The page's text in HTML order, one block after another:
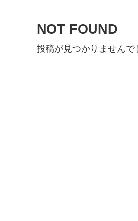
NOT FOUND
投稿が見つかりませんで